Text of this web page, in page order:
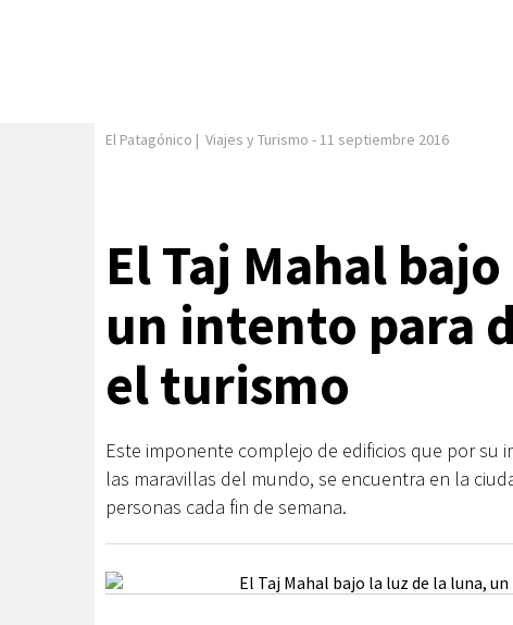
El Patagónico | Viajes y Turismo - 11 septiembre 2016
El Taj Mahal
un intento para
el turismo
Este imponente complejo de edificios que por su
las maravillas del mundo, se encuentra en la
personas cada fin de semana.